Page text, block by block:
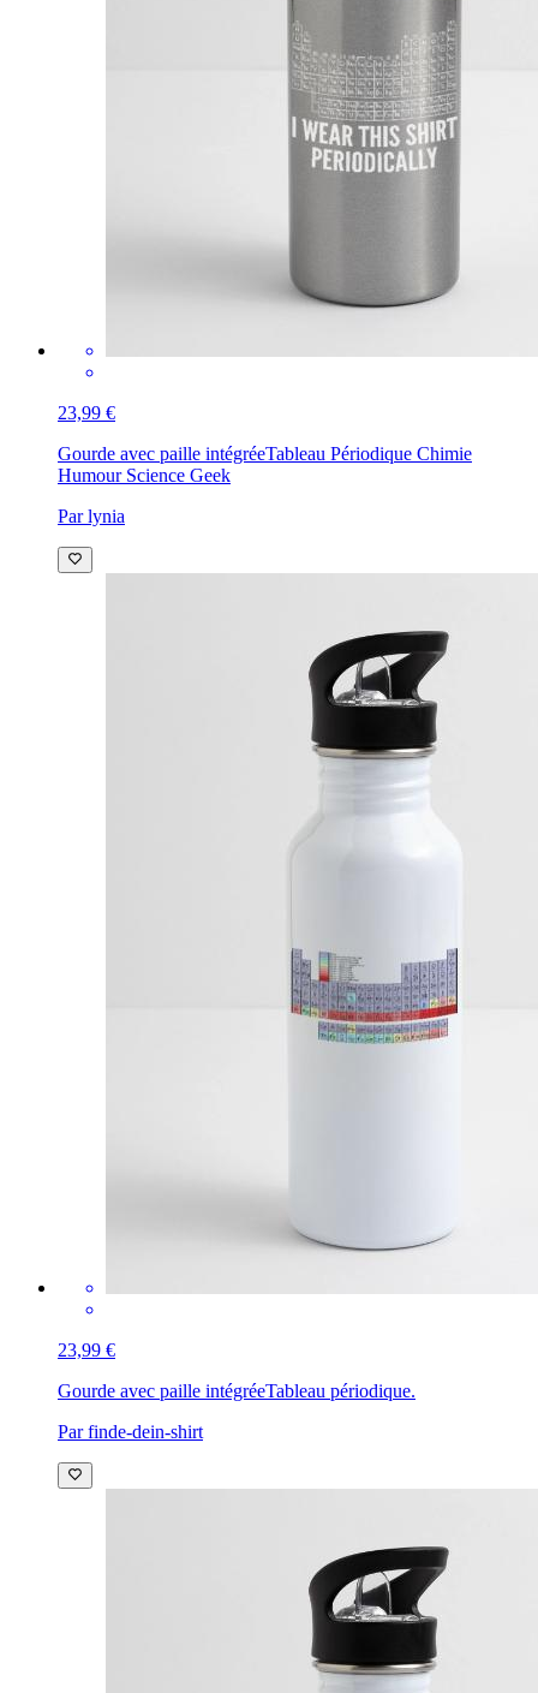
23,99 €
Gourde avec paille intégréeTableau Périodique Chimie
Humour Science Geek
Par lynia
23,99 €
Gourde avec paille intégréeTableau périodique.
Par finde-dein-shirt